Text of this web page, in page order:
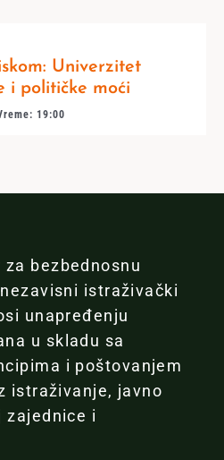
Univerzitet
i političke moći
19:00
bezbednosnu
istraživački
unapređenju
u skladu sa
i poštovanjem
istraživanje, javno
zajednice i